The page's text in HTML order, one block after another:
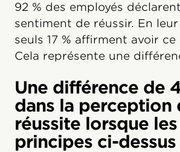
92 % des employés
sentiment de réussir. En leur
seuls 17 % affirment avoir
Cela représente une
Une différence de
dans la perception
réussite lorsque
principes ci-